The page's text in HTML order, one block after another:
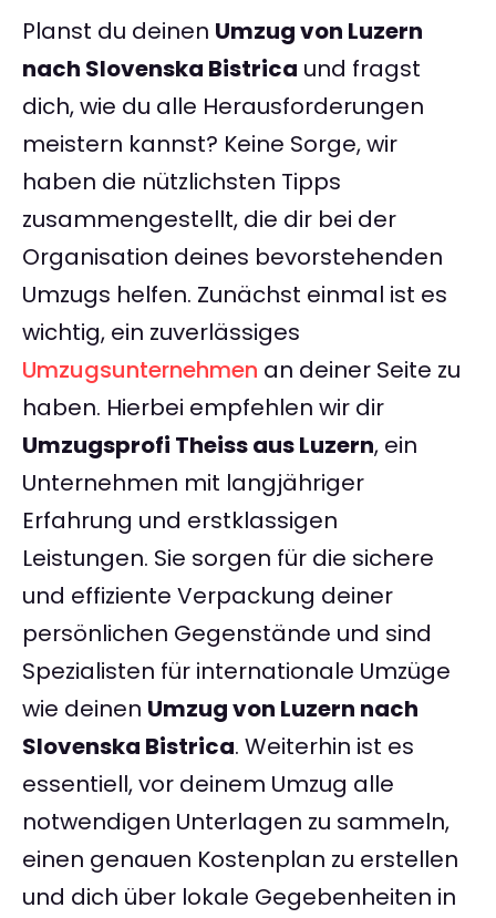
Planst du deinen Umzug von Luzern
nach Slovenska Bistrica und fragst
dich, wie du alle Herausforderungen
meistern kannst? Keine Sorge, wir
haben die nützlichsten Tipps
zusammengestellt, die dir bei der
Organisation deines bevorstehenden
Umzugs helfen. Zunächst einmal ist es
wichtig, ein zuverlässiges
Umzugsunternehmen an deiner Seite zu
haben. Hierbei empfehlen wir dir
Umzugsprofi Theiss aus Luzern, ein
Unternehmen mit langjähriger
Erfahrung und erstklassigen
Leistungen. Sie sorgen für die sichere
und effiziente Verpackung deiner
persönlichen Gegenstände und sind
Spezialisten für internationale Umzüge
wie deinen Umzug von Luzern nach
Slovenska Bistrica. Weiterhin ist es
essentiell, vor deinem Umzug alle
notwendigen Unterlagen zu sammeln,
einen genauen Kostenplan zu erstellen
und dich über lokale Gegebenheiten in